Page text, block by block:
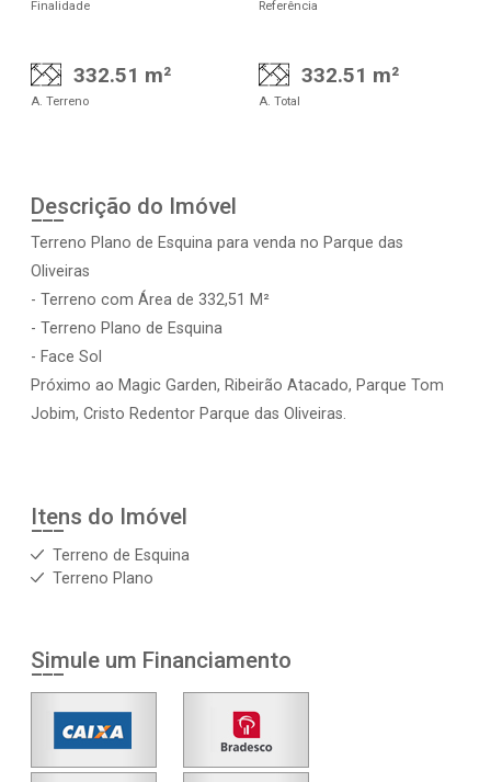
Finalidade Referência
332.51 m²
A. Terreno
332.51 m²
A. Total
Descrição do Imóvel
Terreno Plano de Esquina para venda no Parque das
Oliveiras
- Terreno com Área de 332,51 M²
- Terreno Plano de Esquina
- Face Sol
Próximo ao Magic Garden, Ribeirão Atacado, Parque Tom
Jobim, Cristo Redentor Parque das Oliveiras.
Itens do Imóvel
Terreno de Esquina
Terreno Plano
Simule um Financiamento